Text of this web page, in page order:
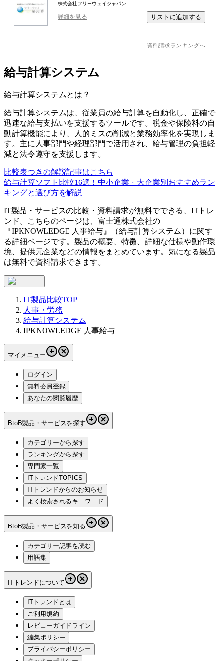
株式会社フリーウェイジャパン
詳細を見る リストに追加する
資料請求ランキングへ
給与計算システム
給与計算システム とは？
給与計算システムは、従業員の給与計算を自動化し、正確で
迅速な給与支払いを支援するツールです。税金や保険料の自
動計算機能により、人的ミスの削減と業務効率化を実現しま
す。主に人事部門や経理部門で活用され、給与管理の負担軽
減と法令遵守を支援します。
比較表つきの解説記事はこちら
給与計算ソフト比較16選！中小企業・大企業別おすすめラン
キングと選び方を解説
IT製品・サービスの比較・資料請求が無料でできる、ITトレ
ンド。こちらのページは、 富士通株式会社の
『IPKNOWLEDGE 人事給与 』（給与計算システム ）に関す
る詳細ページです。製品の概要、特徴、詳細な仕様や動作環
境、提供元企業などの情報をまとめています。気になる製品
は無料で資料請求できます。
IT製品比較TOP
人事・労務
給与計算システム
IPKNOWLEDGE 人事給与
マイメニュー
ログイン
無料会員登録
あなたの閲覧履歴
BtoB製品・サービスを探す
カテゴリーから探す
ランキングから探す
専門家一覧
ITトレンドTOPICS
ITトレンドからのお知らせ
よく検索されるキーワード
BtoB製品・サービスを知る
カテゴリー記事を読む
用語集
ITトレンドについて
ITトレンドとは
ご利用規約
レビューガイドライン
編集ポリシー
プライバシーポリシー